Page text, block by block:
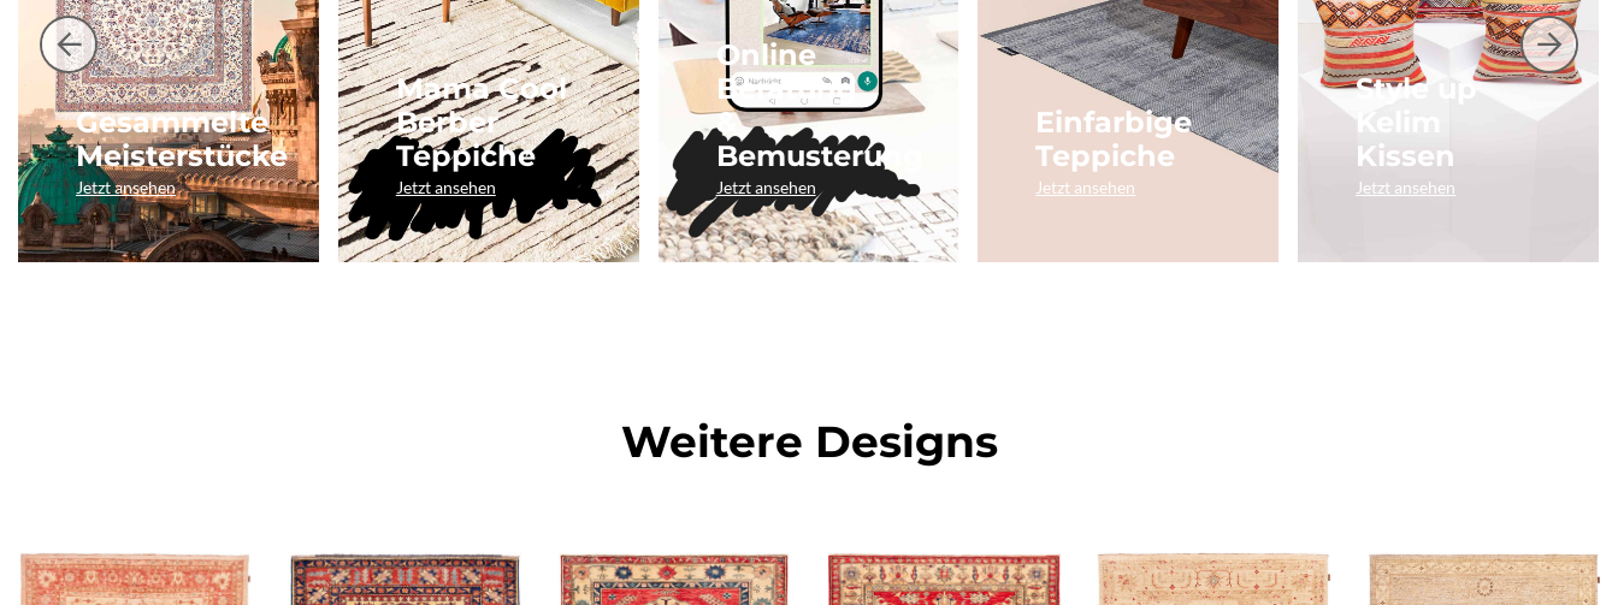
Gesammelte
Meisterstücke
Jetzt ansehen
Mama Cool
Berber
Teppiche
Jetzt ansehen
Online
Beratung
&
Bemusterung
Jetzt ansehen
Einfarbige
Teppiche
Jetzt ansehen
Style up
Kelim
Kissen
Jetzt ansehen
Weitere Designs